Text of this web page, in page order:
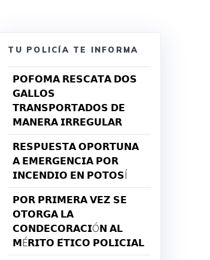
TU POLICÍA TE INFORMA
𝗣𝗢𝗙𝗢𝗠𝗔 𝗥𝗘𝗦𝗖𝗔𝗧𝗔 𝗗𝗢𝗦
𝗚𝗔𝗟𝗟𝗢𝗦
𝗧𝗥𝗔𝗡𝗦𝗣𝗢𝗥𝗧𝗔𝗗𝗢𝗦 𝗗𝗘
𝗠𝗔𝗡𝗘𝗥𝗔 𝗜𝗥𝗥𝗘𝗚𝗨𝗟𝗔𝗥
𝗥𝗘𝗦𝗣𝗨𝗘𝗦𝗧𝗔 𝗢𝗣𝗢𝗥𝗧𝗨𝗡𝗔
𝗔 𝗘𝗠𝗘𝗥𝗚𝗘𝗡𝗖𝗜𝗔 𝗣𝗢𝗥
𝗜𝗡𝗖𝗘𝗡𝗗𝗜𝗢 𝗘𝗡 𝗣𝗢𝗧𝗢𝗦Í
𝗣𝗢𝗥 𝗣𝗥𝗜𝗠𝗘𝗥𝗔 𝗩𝗘𝗭 𝗦𝗘
𝗢𝗧𝗢𝗥𝗚𝗔 𝗟𝗔
𝗖𝗢𝗡𝗗𝗘𝗖𝗢𝗥𝗔𝗖𝗜Ó𝗡 𝗔𝗟
𝗠É𝗥𝗜𝗧𝗢 𝗘́𝗧𝗜𝗖𝗢 𝗣𝗢𝗟𝗜𝗖𝗜𝗔𝗟